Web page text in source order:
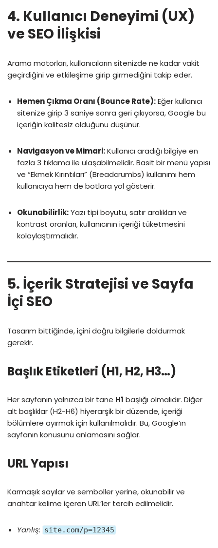
4. Kullanıcı Deneyimi (UX)
ve SEO İlişkisi
Arama motorları, kullanıcıların sitenizde ne kadar vakit
geçirdiğini ve etkileşime girip girmediğini takip eder.
Hemen Çıkma Oranı (Bounce Rate):Eğer kullanıcı
sitenize girip 3 saniye sonra geri çıkıyorsa, Google bu
içeriğin kalitesiz olduğunu düşünür.
Navigasyon ve Mimari:Kullanıcı aradığı bilgiye en
fazla 3 tıklama ile ulaşabilmelidir. Basit bir menü yapısı
ve “Ekmek Kırıntıları” (Breadcrumbs) kullanımı hem
kullanıcıya hem de botlara yol gösterir.
Okunabilirlik:Yazı tipi boyutu, satır aralıkları ve
kontrast oranları, kullanıcının içeriği tüketmesini
kolaylaştırmalıdır.
5. İçerik Stratejisi ve Sayfa
İçi SEO
Tasarım bittiğinde, içini doğru bilgilerle doldurmak
gerekir.
Başlık Etiketleri (H1, H2, H3…)
Her sayfanın yalnızca bir tane H1 başlığı olmalıdır. Diğer
alt başlıklar (H2-H6) hiyerarşik bir düzende, içeriği
bölümlere ayırmak için kullanılmalıdır. Bu, Google’ın
sayfanın konusunu anlamasını sağlar.
URL Yapısı
Karmaşık sayılar ve semboller yerine, okunabilir ve
anahtar kelime içeren URL’ler tercih edilmelidir.
Yanlış: site.com/p=12345